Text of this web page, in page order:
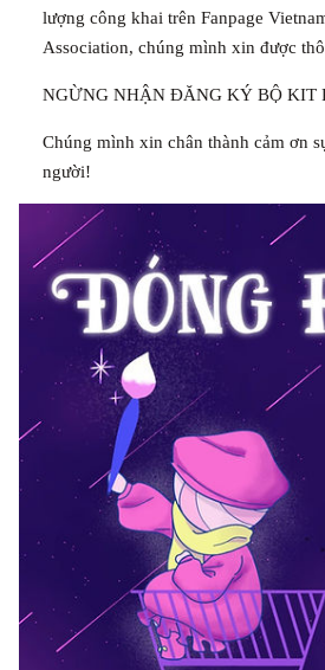
lượng công khai trên Fanpage
Association, chúng mình xin được
NGỪNG NHẬN ĐĂNG KÝ BỘ KIT
Chúng mình xin chân thành cảm ơn
người!